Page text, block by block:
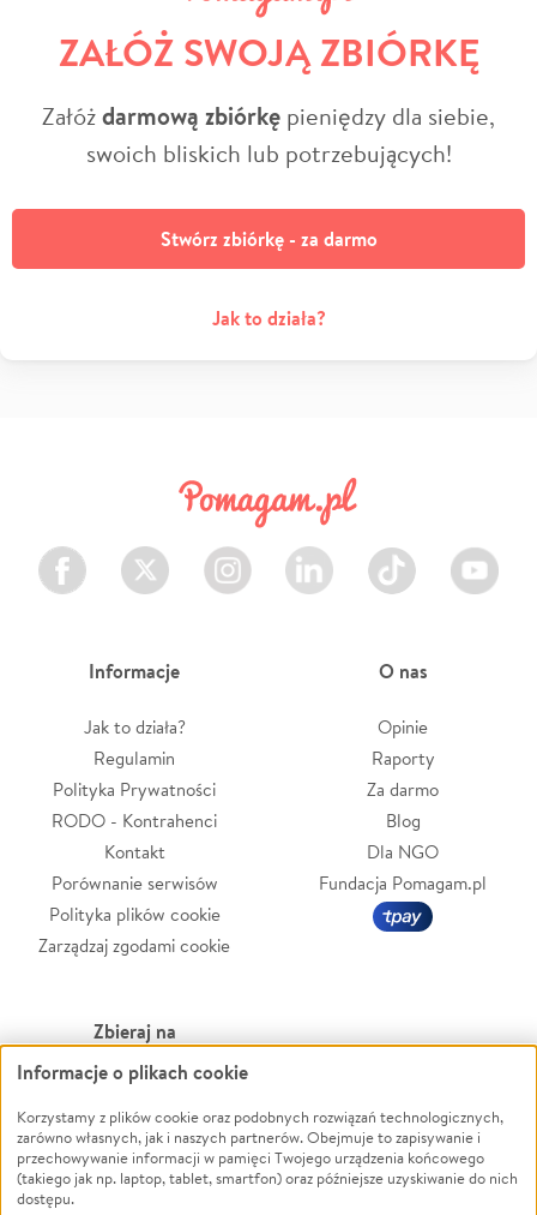
ZAŁÓŻ SWOJĄ ZBIÓRKĘ
Załóżdarmową zbiórkę pieniędzy dla siebie,
swoich bliskich lub potrzebujących!
Stwórz zbiórkę - za darmo
Jak to działa?
Facebook Twitter Instagram LinkedIn TikTok Youtube
Informacje
Jak to działa?
Regulamin
Polityka Prywatności
RODO - Kontrahenci
Kontakt
Porównanie serwisów
Polityka plików cookie
Zarządzaj zgodami cookie
O nas
Opinie
Raporty
Za darmo
Blog
Dla NGO
Fundacja Pomagam.pl
Zbieraj na
Leczenie
Zwierzęta
Pożar
Ukraina
Powódź
Wichura
NGO
Informacje o plikach cookie
Korzystamy z plików cookie oraz podobnych rozwiązań technologicznych,
zarówno własnych, jak i naszych partnerów. Obejmuje to zapisywanie i
przechowywanie informacji w pamięci Twojego urządzenia końcowego
(takiego jak np. laptop, tablet, smartfon) oraz późniejsze uzyskiwanie do nich
dostępu.